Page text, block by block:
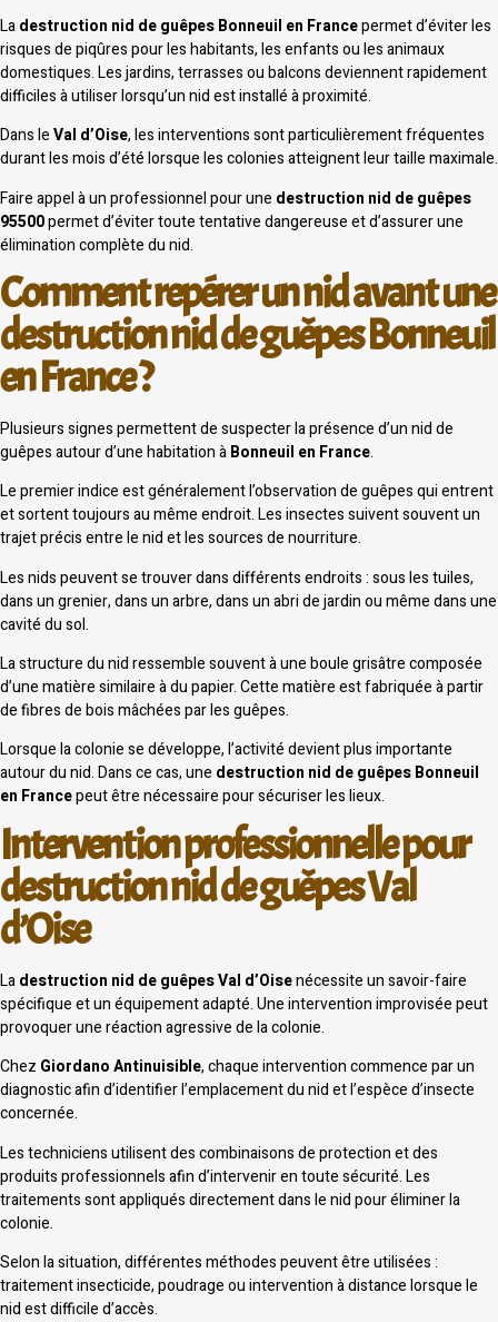
Ladestruction nid de guêpes Bonneuil en Francepermet d’éviter les
risques de piqûres pour les habitants, les enfants ou les animaux
domestiques. Les jardins, terrasses ou balcons deviennent rapidement
difficiles à utiliser lorsqu’un nid est installé à proximité.
Dans leVal d’Oise, les interventions sont particulièrement fréquentes
durant les mois d’été lorsque les colonies atteignent leur taille maximale.
Faire appel à un professionnel pour une destruction nid de guêpes
95500permet d’éviter toute tentative dangereuse et d’assurer une
élimination complète du nid.
Comment repérer un nid avant une
destruction nid de guêpes Bonneuil
en France ?
Plusieurs signes permettent de suspecter la présence d’un nid de
guêpes autour d’une habitation àBonneuil en France.
Le premier indice est généralement l’observation de guêpes qui entrent
et sortent toujours au même endroit. Les insectes suivent souvent un
trajet précis entre le nid et les sources de nourriture.
Les nids peuvent se trouver dans différents endroits : sous les tuiles,
dans un grenier, dans un arbre, dans un abri de jardin ou même dans une
cavité du sol.
La structure du nid ressemble souvent à une boule grisâtre composée
d’une matière similaire à du papier. Cette matière est fabriquée à partir
de fibres de bois mâchées par les guêpes.
Lorsque la colonie se développe, l’activité devient plus importante
autour du nid. Dans ce cas, une destruction nid de guêpes Bonneuil
en Francepeut être nécessaire pour sécuriser les lieux.
Intervention professionnelle pour
destruction nid de guêpes Val
d’Oise
Ladestruction nid de guêpes Val d’Oisenécessite un savoir-faire
spécifique et un équipement adapté. Une intervention improvisée peut
provoquer une réaction agressive de la colonie.
Chez Giordano Antinuisible, chaque intervention commence par un
diagnostic afin d’identifier l’emplacement du nid et l’espèce d’insecte
concernée.
Les techniciens utilisent des combinaisons de protection et des
produits professionnels afin d’intervenir en toute sécurité. Les
traitements sont appliqués directement dans le nid pour éliminer la
colonie.
Selon la situation, différentes méthodes peuvent être utilisées :
traitement insecticide, poudrage ou intervention à distance lorsque le
nid est difficile d’accès.